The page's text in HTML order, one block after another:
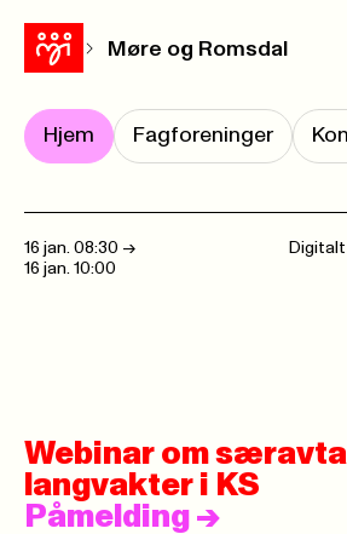
Møre og Romsdal
Hjem Fagforeninger
16 jan. 08:30 ->
16 jan. 10:00
Webinar om
langvakter i KS
Påmelding ->